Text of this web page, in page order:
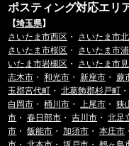
ポスティング対応エリ
【埼玉県】
さいたま市西区 ・ さいたま市
さいたま市桜区 ・ さいたま市
いたま市岩槻区 ・ さいたま市
志木市 ・和光市 ・新座市 ・蕨
玉郡宮代町 ・北葛飾郡杉戸町
白岡市 ・桶川市 ・ 上尾市 ・狭
市 ・春日部市 ・吉川市 ・北足
市 ・飯能市 ・加須市 ・本庄市